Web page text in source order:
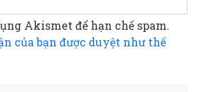
Akismet để hạn chế spam.
của bạn được duyệt như thế